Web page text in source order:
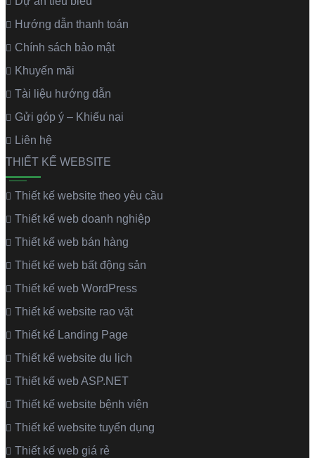
Hướng dẫn thanh toán
Chính sách bảo mật
Khuyến mãi
Tài liệu hướng dẫn
Gửi góp ý – Khiếu nại
Liên hệ
THIẾT KẾ WEBSITE
Thiết kế website theo yêu cầu
Thiết kế web doanh nghiệp
Thiết kế web bán hàng
Thiết kế web bất động sản
Thiết kế web WordPress
Thiết kế website rao vặt
Thiết kế Landing Page
Thiết kế website du lịch
Thiết kế web ASP.NET
Thiết kế website bệnh viện
Thiết kế website tuyển dụng
Thiết kế web giá rẻ